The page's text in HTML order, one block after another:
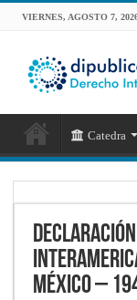
VIERNES, AGOSTO 7,
Catedra
México –